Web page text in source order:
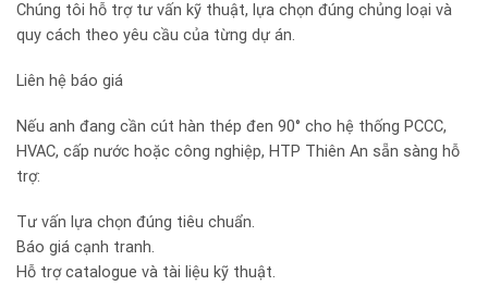
Chúng tôi hỗ trợ tư vấn kỹ thuật, lựa chọn đúng chủng loại và
quy cách theo yêu cầu của từng dự án.
Liên hệ báo giá
Nếu anh đang cần cút hàn thép đen 90° cho hệ thống PCCC,
HVAC, cấp nước hoặc công nghiệp, HTP Thiên An sẵn sàng hỗ
trợ:
Tư vấn lựa chọn đúng tiêu chuẩn.
Báo giá cạnh tranh.
Hỗ trợ catalogue và tài liệu kỹ thuật.